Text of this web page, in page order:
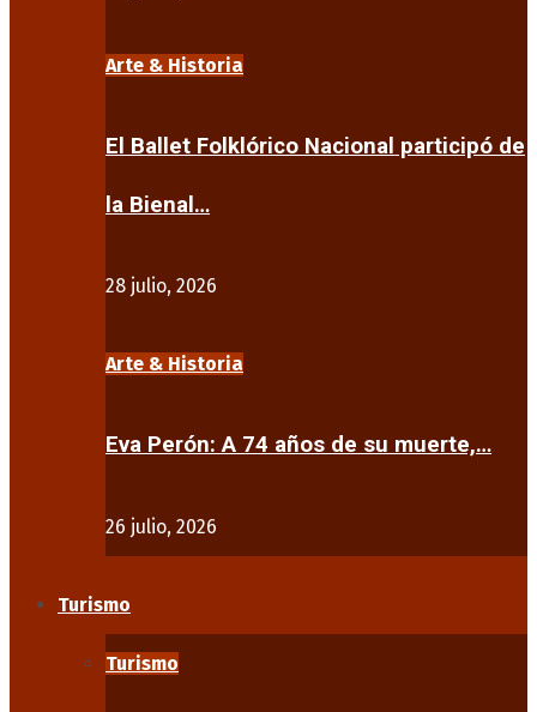
Arte & Historia
El Ballet Folklórico Nacional participó de
la Bienal…
28 julio, 2026
Arte & Historia
Eva Perón: A 74 años de su muerte,…
26 julio, 2026
Turismo
Turismo